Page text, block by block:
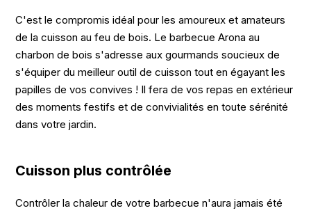
C'est le compromis idéal pour les amoureux et amateurs
de la cuisson au feu de bois. Le barbecue Arona au
charbon de bois s'adresse aux gourmands soucieux de
s'équiper du meilleur outil de cuisson tout en égayant les
papilles de vos convives ! Il fera de vos repas en extérieur
des moments festifs et de convivialités en toute sérénité
dans votre jardin.
Cuisson plus contrôlée
Contrôler la chaleur de votre barbecue n'aura jamais été